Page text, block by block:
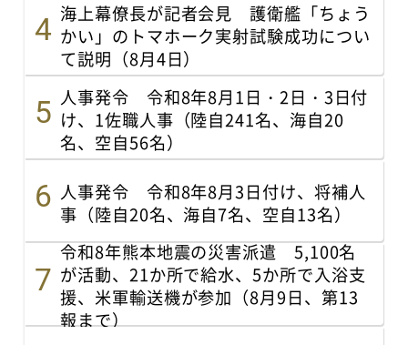
海上幕僚長が記者会見 護衛艦「ちょう
かい」のトマホーク実射試験成功につい
て説明（8月4日）
人事発令 令和8年8月1日・2日・3日付
け、1佐職人事（陸自241名、海自20
名、空自56名）
人事発令 令和8年8月3日付け、将補人
事（陸自20名、海自7名、空自13名）
令和8年熊本地震の災害派遣 5,100名
が活動、21か所で給水、5か所で入浴支
援、米軍輸送機が参加（8月9日、第13
報まで）